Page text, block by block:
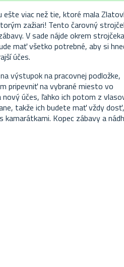
viac než tie, ktoré mala
zažiari! Tento čarovný
V sade nájde okrem
mať všetko potrebné, aby si
účes.
výstupok na pracovnej podložke,
pripevniť na vybrané miesto vo
účes, ľahko ich potom z
takže ich budete mať vždy dosť,
Kopec zábavy a